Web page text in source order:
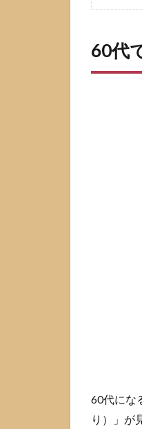
で
60代
の髪
は乾
60代
60代にな
り）」が